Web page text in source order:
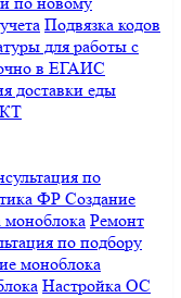
Подвязка кодов
для работы с
в ЕГАИС
доставки еды
по
ФР Создание
моноблока Ремонт
по подбору
моноблока
Настройка ОС